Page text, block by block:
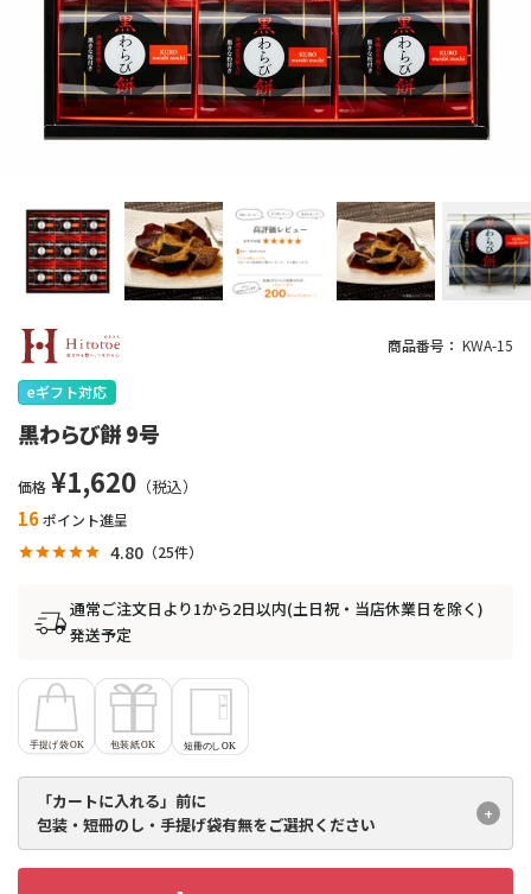
商品番号 KWA-15
eギフト対応
黒わらび餅 9号
価格 ¥1,620
16ポイント進呈
4.80 25
通常ご注文日より1から2日以内(土日祝・当店休業日を除く)
発送予定
「カートに入れる」前に
包装・短冊のし・手提げ袋有無をご選択ください